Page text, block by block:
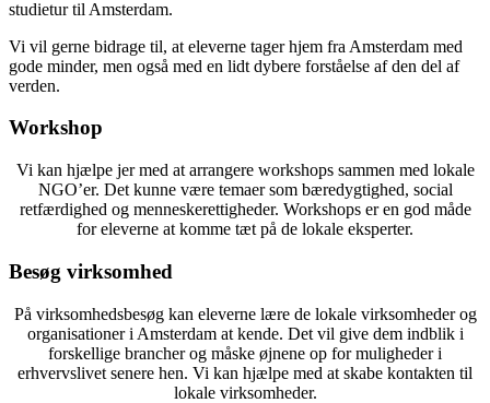
studietur til Amsterdam.
Vi vil gerne bidrage til, at eleverne tager hjem fra Amsterdam med
gode minder, men også med en lidt dybere forståelse af den del af
verden.
Workshop
Vi kan hjælpe jer med at arrangere workshops sammen med lokale
NGO’er. Det kunne være temaer som bæredygtighed, social
retfærdighed og menneskerettigheder. Workshops er en god måde
for eleverne at komme tæt på de lokale eksperter.
Besøg virksomhed
På virksomhedsbesøg kan eleverne lære de lokale virksomheder og
organisationer i Amsterdam at kende. Det vil give dem indblik i
forskellige brancher og måske øjnene op for muligheder i
erhvervslivet senere hen. Vi kan hjælpe med at skabe kontakten til
lokale virksomheder.